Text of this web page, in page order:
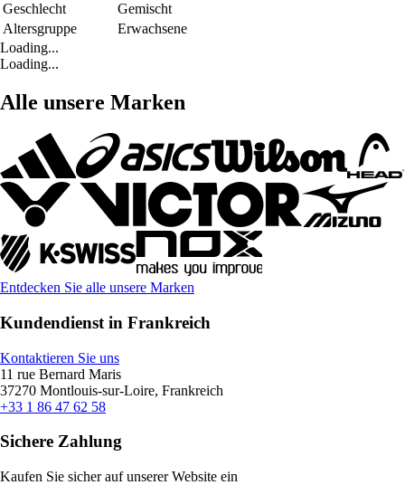
Geschlecht
Gemischt
Altersgruppe
Erwachsene
Loading...
Loading...
Alle unsere Marken
Entdecken Sie alle unsere Marken
Kundendienst in Frankreich
Kontaktieren Sie uns
11 rue Bernard Maris
37270 Montlouis-sur-Loire, Frankreich
+33 1 86 47 62 58
Sichere Zahlung
Kaufen Sie sicher auf unserer Website ein